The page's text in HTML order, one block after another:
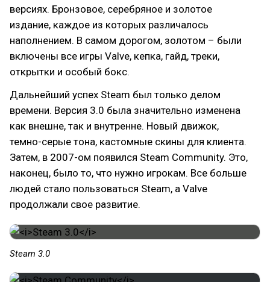
версиях. Бронзовое, серебряное и золотое
издание, каждое из которых различалось
наполнением. В самом дорогом, золотом – были
включены все игры Valve, кепка, гайд, треки,
открытки и особый бокс.
Дальнейший успех Steam был только делом
времени. Версия 3.0 была значительно изменена
как внешне, так и внутренне. Новый движок,
темно-серые тона, кастомные скины для клиента.
Затем, в 2007-ом появился Steam Community. Это,
наконец, было то, что нужно игрокам. Все больше
людей стало пользоваться Steam, а Valve
продолжали свое развитие.
Steam 3.0